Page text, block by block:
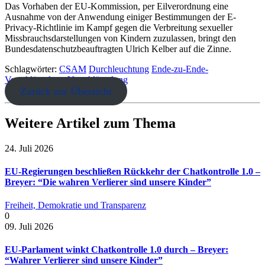
Das Vorhaben der EU-Kommission, per Eilverordnung eine
Ausnahme von der Anwendung einiger Bestimmungen der E-
Privacy-Richtlinie im Kampf gegen die Verbreitung sexueller
Missbrauchsdarstellungen von Kindern zuzulassen, bringt den
Bundesdatenschutzbeauftragten Ulrich Kelber auf die Zinne.
Schlagwörter: CSAM Durchleuchtung Ende-zu-Ende-
Verschlüsselung Verschlüsselung
Zurück zur Übersicht
Weitere Artikel zum Thema
24. Juli 2026
EU-Regierungen beschließen Rückkehr der Chatkontrolle 1.0 –
Breyer: “Die wahren Verlierer sind unsere Kinder”
Freiheit, Demokratie und Transparenz
0
09. Juli 2026
EU-Parlament winkt Chatkontrolle 1.0 durch – Breyer:
“Wahrer Verlierer sind unsere Kinder”